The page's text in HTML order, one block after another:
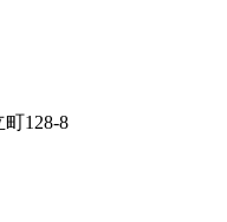
128-8